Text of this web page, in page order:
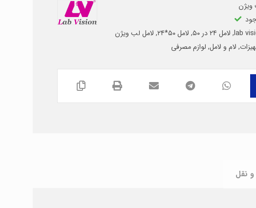
ویژن
lab
, لامل ۲۴ در ۵۰ , لامل ۵۰*۲۴ , لامل لب ویژن
, لام و لامل, لوازم مصرفی
نقل